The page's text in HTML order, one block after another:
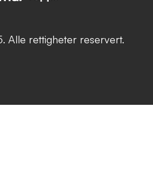
Alle rettigheter reservert.